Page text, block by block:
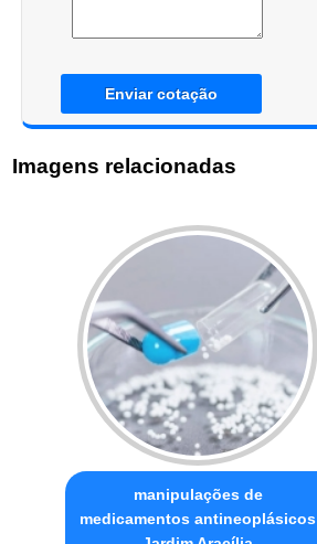
Enviar cotação
Imagens relacionadas
manipulações de
medicamentos antineoplásicos